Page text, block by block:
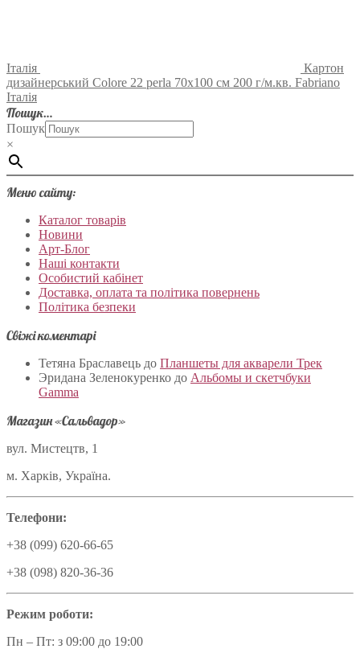
Італія
Картон
дизайнерський Colore 22 perla 70х100 см 200 г/м.кв. Fabriano
Італія
Пошук…
Пошук
×
Меню сайту:
Каталог товарів
Новини
Арт-Блог
Наші контакти
Особистий кабінет
Доставка, оплата та політика повернень
Політика безпеки
Свіжі коментарі
Тетяна Браславець до Планшеты для акварели Трек
Эридана Зеленокуренко до Альбомы и скетчбуки
Gamma
Магазин «Сальвадор»
вул. Мистецтв, 1
м. Харків, Україна.
Телефони:
+38 (099) 620-66-65
+38 (098) 820-36-36
Режим роботи:
Пн – Пт: з 09:00 до 19:00